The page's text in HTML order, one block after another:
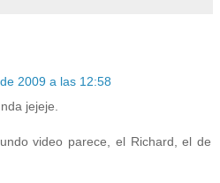
2009 a las 12:58
jejeje.
video parece, el Richard, el de